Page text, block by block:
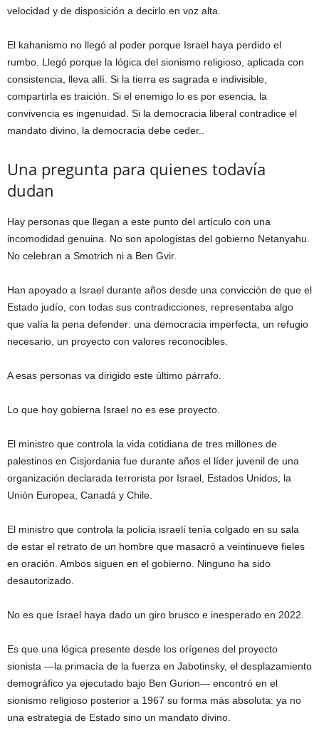
velocidad y de disposición a decirlo en voz alta.
El kahanismo no llegó al poder porque Israel haya perdido el
rumbo. Llegó porque la lógica del sionismo religioso, aplicada con
consistencia, lleva allí. Si la tierra es sagrada e indivisible,
compartirla es traición. Si el enemigo lo es por esencia, la
convivencia es ingenuidad. Si la democracia liberal contradice el
mandato divino, la democracia debe ceder..
Una pregunta para quienes todavía
dudan
Hay personas que llegan a este punto del artículo con una
incomodidad genuina. No son apologistas del gobierno Netanyahu.
No celebran a Smotrich ni a Ben Gvir.
Han apoyado a Israel durante años desde una convicción de que el
Estado judío, con todas sus contradicciones, representaba algo
que valía la pena defender: una democracia imperfecta, un refugio
necesario, un proyecto con valores reconocibles.
A esas personas va dirigido este último párrafo.
Lo que hoy gobierna Israel no es ese proyecto.
El ministro que controla la vida cotidiana de tres millones de
palestinos en Cisjordania fue durante años el líder juvenil de una
organización declarada terrorista por Israel, Estados Unidos, la
Unión Europea, Canadá y Chile.
El ministro que controla la policía israelí tenía colgado en su sala
de estar el retrato de un hombre que masacró a veintinueve fieles
en oración. Ambos siguen en el gobierno. Ninguno ha sido
desautorizado.
No es que Israel haya dado un giro brusco e inesperado en 2022.
Es que una lógica presente desde los orígenes del proyecto
sionista —la primacía de la fuerza en Jabotinsky, el desplazamiento
demográfico ya ejecutado bajo Ben Gurion— encontró en el
sionismo religioso posterior a 1967 su forma más absoluta: ya no
una estrategia de Estado sino un mandato divino.